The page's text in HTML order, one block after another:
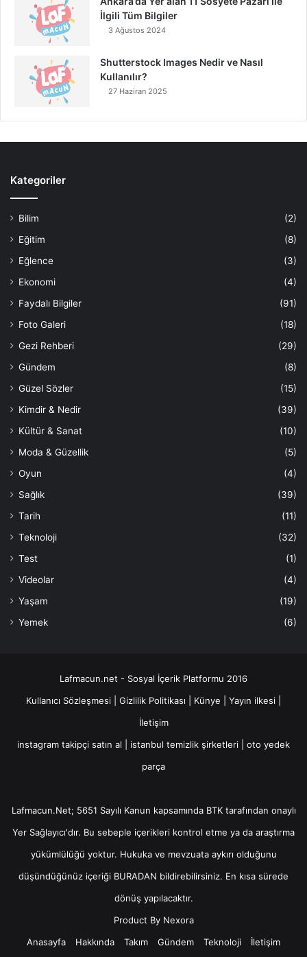
İlgili Tüm Bilgiler
3 Ağustos 2024
Shutterstock Images Nedir ve Nasıl
Kullanılır?
27 Haziran 2025
Kategoriler
Bilim
(2)
Eğitim
(8)
Eğlence
(3)
Ekonomi
(4)
Faydalı Bilgiler
(91)
Foto Galeri
(18)
Gezi Rehberi
(29)
Gündem
(8)
Güzel Sözler
(15)
Kimdir & Nedir
(39)
Kültür & Sanat
(10)
Moda & Güzellik
(5)
Oyun
(4)
Sağlık
(39)
Tarih
(11)
Teknoloji
(32)
Test
(1)
Videolar
(4)
Yaşam
(19)
Yemek
(6)
Lafmacun.net - Sosyal İçerik Platformu 2016
Kullanıcı Sözleşmesi
Gizlilik Politikası Künye Yayın ilkesi
İletişim
instagram takipçi satın al
istanbul temizlik şirketleri
oto yedek
parça
Lafmacun.Net; 5651 Sayılı Kanun kapsamında BTK tarafından onaylı
Yer Sağlayıcı'dır. Bu sebeple içerikleri kontrol etme ya da araştırma
yükümlülüğü yoktur. Hukuka ve mevzuata aykırı olduğunu
düşündüğünüz içeriği BURADAN bildirebilirsiniz. En kısa sürede
dönüş yapılacaktır.
Product By Nexora
Anasayfa
Hakkında Takım Gündem Teknoloji İletişim